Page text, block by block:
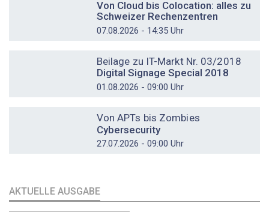
Von Cloud bis Colocation: alles zu
Schweizer Rechenzentren
07.08.2026 - 14:35 Uhr
Beilage zu IT-Markt Nr. 03/2018
Digital Signage Special 2018
01.08.2026 - 09:00 Uhr
Von APTs bis Zombies
Cybersecurity
27.07.2026 - 09:00 Uhr
AKTUELLE AUSGABE